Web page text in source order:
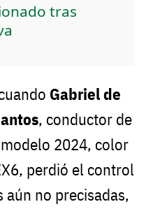
tras
Gabriel de
, conductor de
2024, color
perdió el control
no precisadas,